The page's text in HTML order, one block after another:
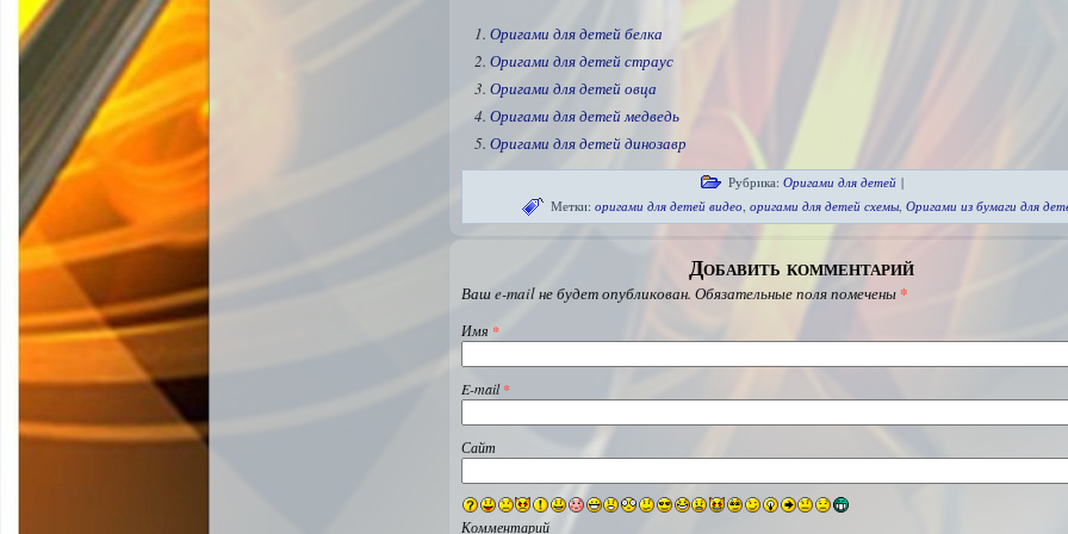
Оригами для детей белка
Оригами для детей страус
Оригами для детей овца
Оригами для детей медведь
Оригами для детей динозавр
Рубрика: Оригами для детей |
Метки: оригами для детей видео, оригами для детей схемы, Оригами из бумаги для
Добавить комментарий
Ваш e-mail не будет опубликован. Обязательные поля помечены *
Имя *
E-mail*
Сайт
Комментарий